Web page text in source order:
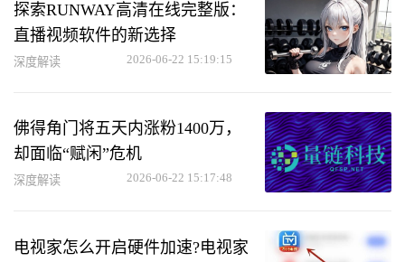
探索RUNWAY高清在线完整版：
直播视频软件的新选择
深度解读 2026-06-22 15:19:15
佛得角门将五天内涨粉1400万，
却面临“赋闲”危机
深度解读 2026-06-22 15:17:48
电视家怎么开启硬件加速?电视家